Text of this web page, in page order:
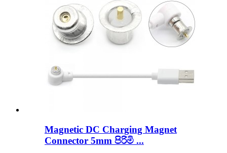
Magnetic DC Charging Magnet
Connector 5mm පිරිමි ...